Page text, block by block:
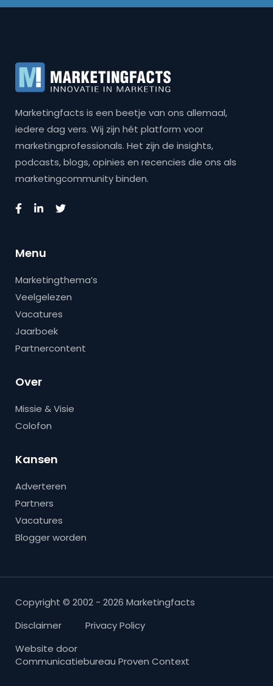
Marketingfacts is een beetje van ons allemaal,
iedere dag vers. Wij zijn hét platform voor
marketingprofessionals. Het zijn de insights,
podcasts, blogs, opinies en recencies die ons als
marketingcommunity binden.
Menu
Marketingthema’s
Veelgelezen
Vacatures
Jaarboek
Partnercontent
Over
Missie & Visie
Colofon
Kansen
Adverteren
Partners
Vacatures
Blogger worden
Copyright © 2002 - 2026 Marketingfacts
Disclaimer
Privacy Policy
Website door
Communicatiebureau Proven Context